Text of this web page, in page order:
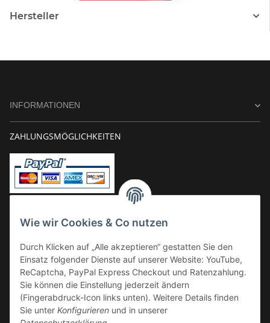
Wie wir Cookies & Co nutzen
Durch Klicken auf „Alle akzeptieren“ gestatten Sie den
Einsatz folgender Dienste auf unserer Website: YouTube,
ReCaptcha, PayPal Express Checkout und Ratenzahlung.
Sie können die Einstellung jederzeit ändern
(Fingerabdruck-Icon links unten). Weitere Details finden
Sie unter Konfigurieren und in unserer
Hersteller
INFORMATIONEN
ZAHLUNGSMÖGLICHKEITEN
Kauf auf Rechnung
VERSAND